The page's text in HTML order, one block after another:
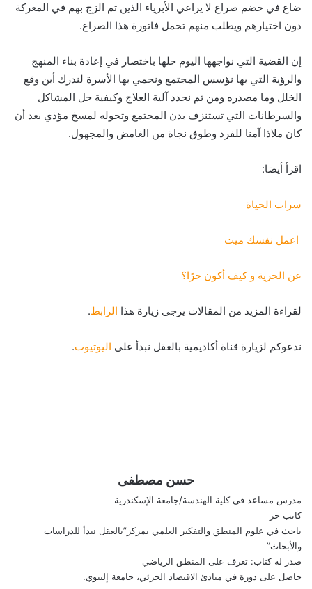
ضاع في خضم صراع لا يراعي الأبرياء الذين تم الزج بهم في المعركة
دون اختيارهم ويطلب منهم تحمل فاتورة هذا الصراع.
إن القضية التي نواجهها اليوم حلها باختصار في إعادة بناء المنهج
والرؤية التي بها نؤسس المجتمع ونحمي بها الأسرة لندرك أين وقع
الخلل وما مصدره ومن ثم نحدد آلية العلاج وكيفية حل المشاكل
والسرطانات التي تستنزف بدن المجتمع وتحوله لمسخ مؤذي بعد أن
كان ملاذا آمنا للفرد وطوق نجاة من الغامض والمجهول.
اقرأ أيضا:
سراب الحياة
اعمل نفسك ميت
عن الحرية و كيف أكون حرًا؟
لقراءة المزيد من المقالات يرجى زيارة هذا الرابط.
ندعوكم لزيارة قناة أكاديمية بالعقل نبدأ على اليوتيوب.
حسن مصطفى
مدرس مساعد في كلية الهندسة/جامعة الإسكندرية
كاتب حر
باحث في علوم المنطق والتفكير العلمي بمركز”بالعقل نبدأ للدراسات
والأبحاث”
صدر له كتاب: تعرف على المنطق الرياضي
حاصل على دورة في مبادئ الاقتصاد الجزئي، جامعة إلينوي.